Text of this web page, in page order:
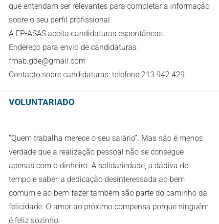
que entendam ser relevantes para completar a informação
sobre o seu perfil profissional.
A EP-ASAS aceita candidaturas espontâneas.
Endereço para envio de candidaturas:
fmab.gde@gmail.com
Contacto sobre candidaturas: telefone 213 942 429.
VOLUNTARIADO
“Quem trabalha merece o seu salário”. Mas não é menos
verdade que a realização pessoal não se consegue
apenas com o dinheiro. A solidariedade, a dádiva de
tempo e saber, a dedicação desinteressada ao bem
comum e ao bem-fazer também são parte do caminho da
felicidade. O amor ao próximo compensa porque ninguém
é feliz sozinho.